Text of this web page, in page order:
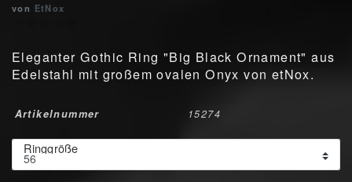
von EtNox
Eleganter Gothic Ring "Big Black Ornament" aus
Edelstahl mit großem ovalen Onyx von etNox.
Artikelnummer 15274
Ringgröße